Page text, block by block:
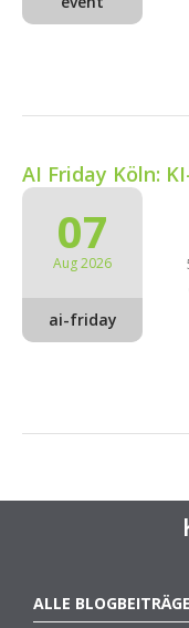
AI Friday Köln:
07
Aug 2026
ai-friday
ALLE BLOGBEITRÄGE